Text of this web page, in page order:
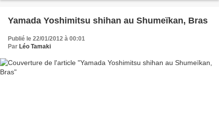
Yamada Yoshimitsu shihan au Shumeïkan, Bras
Publié le 22/01/2012 à 00:01
Par Léo Tamaki